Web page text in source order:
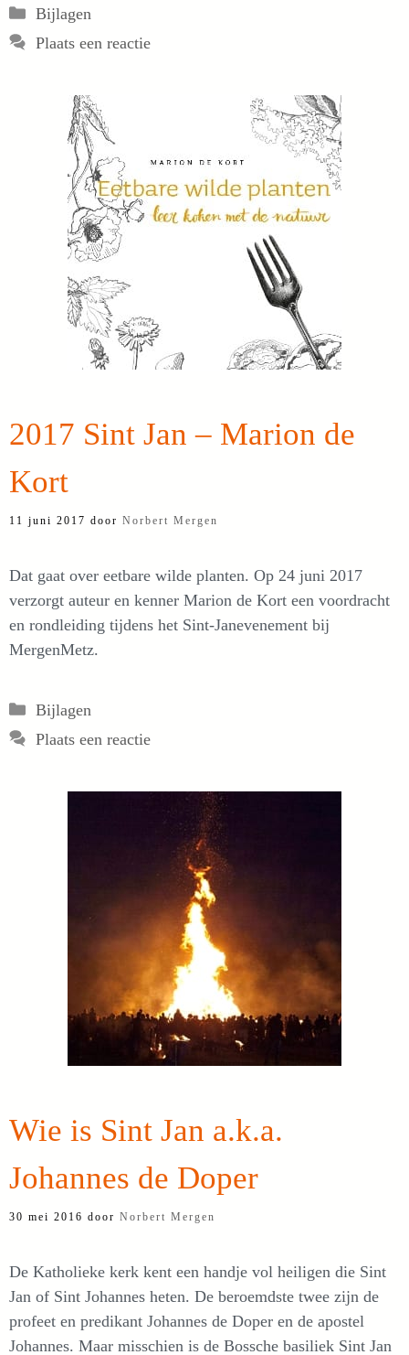
Categorieën
Bijlagen
Plaats een reactie
2017 Sint Jan – Marion de
Kort
11 juni 2017 door Norbert Mergen
Dat gaat over eetbare wilde planten. Op 24 juni 2017
verzorgt auteur en kenner Marion de Kort een voordracht
en rondleiding tijdens het Sint-Janevenement bij
MergenMetz.
Categorieën
Bijlagen
Plaats een reactie
Wie is Sint Jan a.k.a.
Johannes de Doper
30 mei 2016 door Norbert Mergen
De Katholieke kerk kent een handje vol heiligen die Sint
Jan of Sint Johannes heten. De beroemdste twee zijn de
profeet en predikant Johannes de Doper en de apostel
Johannes. Maar misschien is de Bossche basiliek Sint Jan